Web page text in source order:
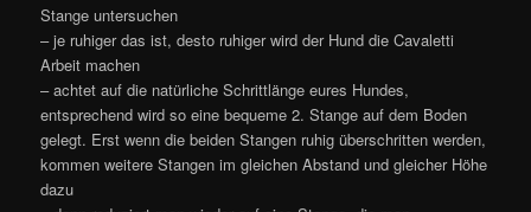
Stange untersuchen
– je ruhiger das ist, desto ruhiger wird der Hund die Cavaletti
Arbeit machen
– achtet auf die natürliche Schrittlänge eures Hundes,
entsprechend wird so eine bequeme 2. Stange auf dem Boden
gelegt. Erst wenn die beiden Stangen ruhig überschritten werden,
kommen weitere Stangen im gleichen Abstand und gleicher Höhe
dazu